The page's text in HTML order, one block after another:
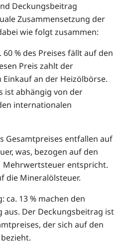
Deckungsbeitrag
Zusammensetzung der
wie folgt zusammen:
% des Preises fällt auf den
Preis zahlt der
an der Heizölbörse.
ist abhängig von der
internationalen
Gesamtpreises entfallen auf
was, bezogen auf den
Mehrwertsteuer entspricht.
die Mineralölsteuer.
ca. 13 % machen den
aus. Der Deckungsbeitrag ist
der sich auf den